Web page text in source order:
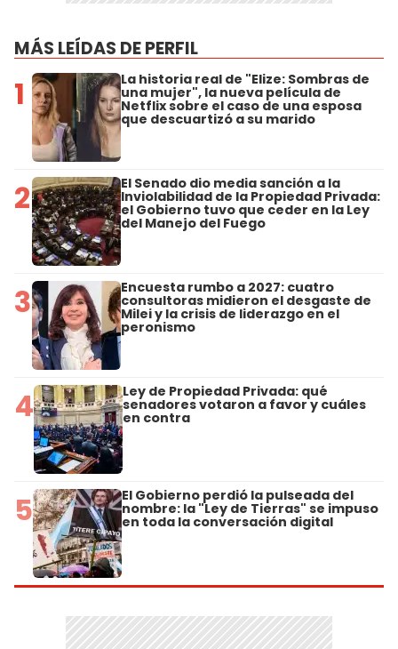
MÁS LEÍDAS DE PERFIL
1 La historia real de "Elize: Sombras de
una mujer", la nueva película de
Netflix sobre el caso de una esposa
que descuartizó a su marido
2 El Senado dio media sanción a la
Inviolabilidad de la Propiedad Privada:
el Gobierno tuvo que ceder en la Ley
del Manejo del Fuego
3 Encuesta rumbo a 2027: cuatro
consultoras midieron el desgaste de
Milei y la crisis de liderazgo en el
peronismo
4 Ley de Propiedad Privada: qué
senadores votaron a favor y cuáles
en contra
5 El Gobierno perdió la pulseada del
nombre: la "Ley de Tierras" se impuso
en toda la conversación digital